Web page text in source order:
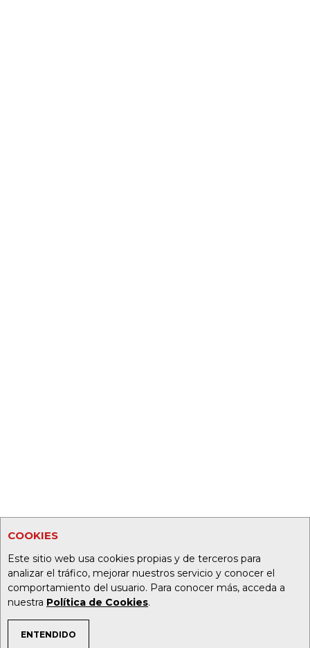
COOKIES
Este sitio web usa cookies propias y de terceros para
analizar el tráfico, mejorar nuestros servicio y conocer el
comportamiento del usuario. Para conocer más, acceda a
nuestra Política de Cookies.
ENTENDIDO